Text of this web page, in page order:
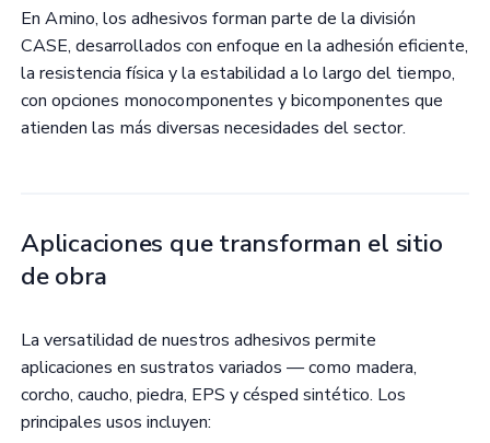
En Amino, los adhesivos forman parte de la división
CASE, desarrollados con enfoque en la adhesión eficiente,
la resistencia física y la estabilidad a lo largo del tiempo,
con opciones monocomponentes y bicomponentes que
atienden las más diversas necesidades del sector.
Aplicaciones que transforman el sitio
de obra
La versatilidad de nuestros adhesivos permite
aplicaciones en sustratos variados — como madera,
corcho, caucho, piedra, EPS y césped sintético. Los
principales usos incluyen: